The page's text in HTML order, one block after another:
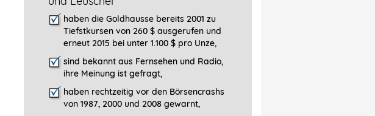
haben die Goldhausse bereits 2001 zu
Tiefstkursen von 260 $ ausgerufen und
erneut 2015 bei unter 1.100 $ pro Unze,
sind bekannt aus Fernsehen und Radio,
ihre Meinung ist gefragt,
haben rechtzeitig vor den Börsencrashs
von 1987, 2000 und 2008 gewarnt,